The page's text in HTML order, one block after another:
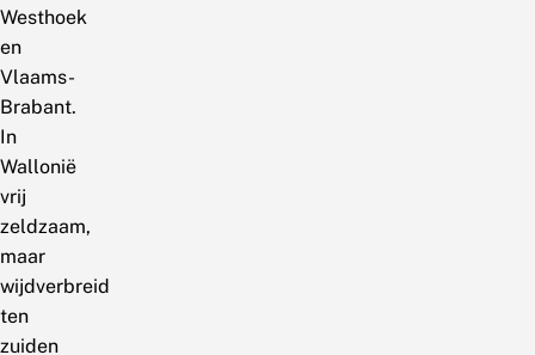
Westhoek
en
Vlaams-
Brabant.
In
Wallonië
vrij
zeldzaam,
maar
wijdverbreid
ten
zuiden